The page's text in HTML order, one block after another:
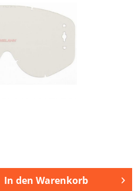
In den Warenkorb